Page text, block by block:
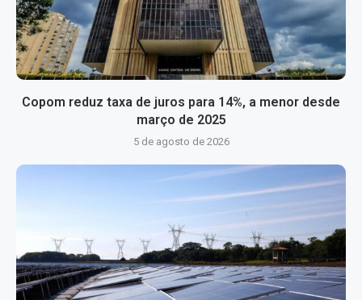
Copom reduz taxa de juros para 14%, a menor desde
março de 2025
5 de agosto de 2026